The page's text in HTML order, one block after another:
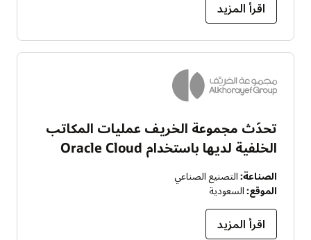
اقرأ المزيد
تحدّث مجموعة الخريف عمليات المكاتب
الخلفية لديها باستخدام Oracle Cloud
الصناعة: التصنيع الصناعي
الموقع: السعودية
اقرأ المزيد